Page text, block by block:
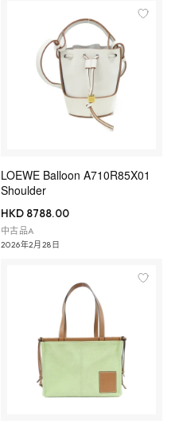
LOEWE Balloon A710R85X01
Shoulder
HKD 8788.00
中古品A
2026年2月28日